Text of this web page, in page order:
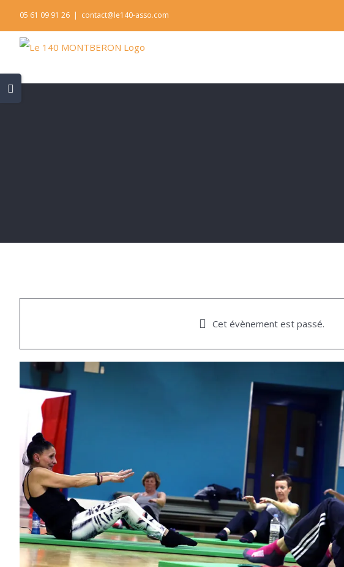
to
content
05 61 09 91 26 | contact@le140-asso.com
Cet évènement est passé.
Toggle
Sliding